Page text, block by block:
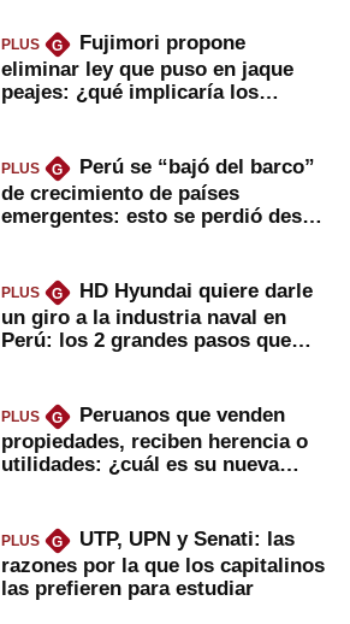
PLUS G
Fujimori propone
eliminar ley que puso en jaque
peajes: ¿qué implicaría los
PLUS G
Perú se “bajó del barco”
de crecimiento de países
emergentes: esto se perdió desde
PLUS G
HD Hyundai quiere darle
un giro a la industria naval en
Perú: los 2 grandes pasos que
PLUS G
Peruanos que venden
propiedades, reciben herencia o
utilidades: ¿cuál es su nueva
PLUS G
UTP, UPN y Senati: las
razones por la que los capitalinos
las prefieren para estudiar